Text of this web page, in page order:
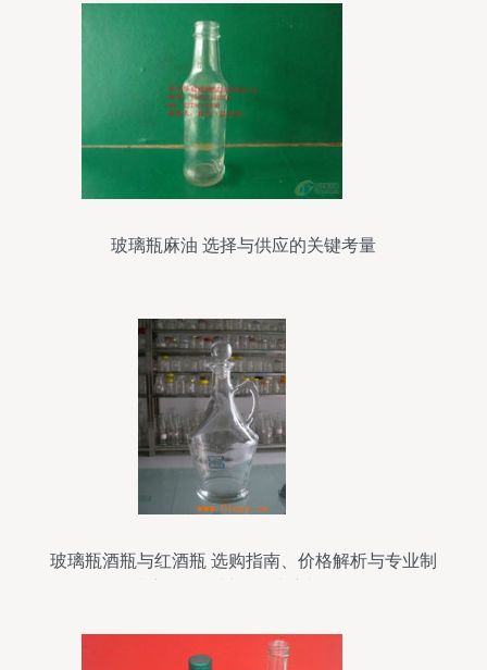
玻璃瓶麻油 选择与供应的关键考量
玻璃瓶酒瓶与红酒瓶 选购指南、价格解析与专业制